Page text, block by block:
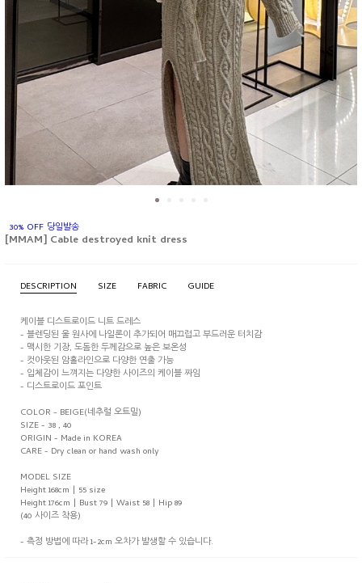
30% OFF 당일발송
[MMAM] Cable destroyed knit dress
DESCRIPTION SIZE FABRIC GUIDE
케이블 디스트로이드 니트 드레스
- 블렌딩된 울 원사에 나일론이 추가되어 매끄럽고 부드러운 터치감
- 맥시한 기장, 도돔한 두께감으로 높은 보온성
- 컷아웃된 암홀라인으로 다양한 연출 가능
- 입체감이 느껴지는 다양한 사이즈의 케이블 짜임
- 디스트로이드 포인트
COLOR - BEIGE(네추럴 오트밀)
SIZE - 38 , 40
ORIGIN - Made in KOREA
CARE - Dry clean or hand wash only
MODEL SIZE
Height 168cm | 55 size
Height 176cm | Bust 79 | Waist 58 | Hip 89
(40 사이즈 착용)
- 측정 방법에 따라 1-2cm 오차가 발생할 수 있습니다.